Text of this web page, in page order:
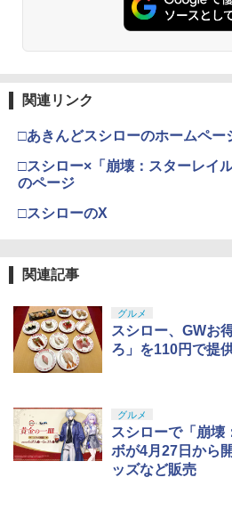
関連リンク
□あきんどスシローのホームペー
□スシロー×「崩壊：スターレイ
のページ
□スシローのX
関連記事
グルメ
スシロー、GWお
ろ」を110円で提
グルメ
スシローで「崩壊
ボが4月27日から
ッズなど販売